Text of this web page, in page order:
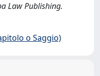
Law Publishing.
o Saggio)